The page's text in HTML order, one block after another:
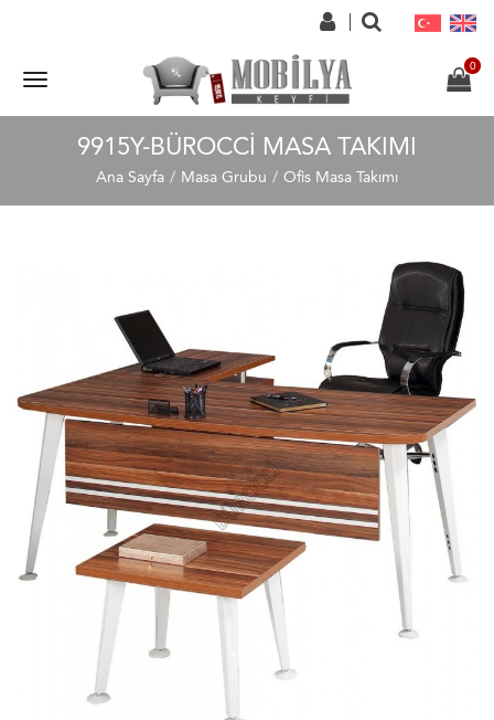
9915Y-BÜROCCI MASA TAKIMI
Ana Sayfa Masa Grubu Ofis Masa Takımı